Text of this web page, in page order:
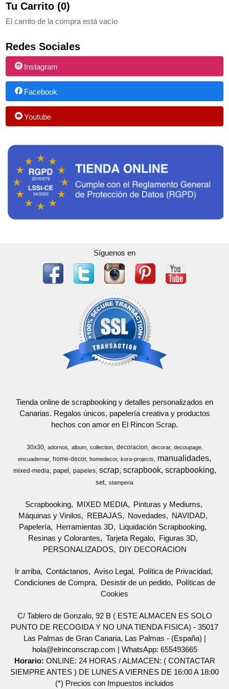
Tu Carrito (0)
El carrito de la compra está vacío
Redes Sociales
Instagram
Facebook
Youtube
Síguenos en
Tienda online de scrapbooking y detalles personalizados en
Canarias. Regalos únicos, papelería creativa y productos
hechos con amor en El Rincon Scrap.
30x30 adornos album collection decoracion decorar
decoupage
encuadernar home-decor homedecor kora-projects manualidades
mixed-media papel papeles scrap scrapbook scrapbooking
set stamperia
Scrapbooking MIXED MEDIA
Pinturas y Mediums
Máquinas y Vinilos
REBAJAS Novedades
NAVIDAD
Papelería
Herramientas 3D
Liquidación Scrapbooking
Resinas y Colorantes
Tarjeta Regalo
Figuras 3D
PERSONALIZADOS
DIY DECORACION
Ir arriba Contáctanos Aviso Legal
Política de Privacidad
Condiciones de Compra
Desistir de un pedido
Políticas de
Cookies
C/ Tablero de Gonzalo, 92 B ( ESTE ALMACEN ES SOLO
PUNTO DE RECOGIDA Y NO UNA TIENDA FISICA) - 35017
Las Palmas de Gran Canaria, Las Palmas - (España) |
hola@elrinconscrap.com | WhatsApp: 655493665
Horario: ONLINE: 24 HORAS / ALMACEN: ( CONTACTAR
SIEMPRE ANTES ) DE LUNES A VIERNES DE 16:00 A 18:00
(*) Precios con Impuestos incluidos